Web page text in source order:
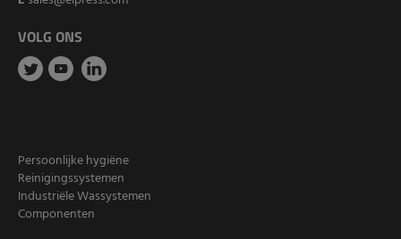
VOLG ONS
Persoonlijke hygiëne
Reinigingssystemen
Industriële Wassystemen
Componenten